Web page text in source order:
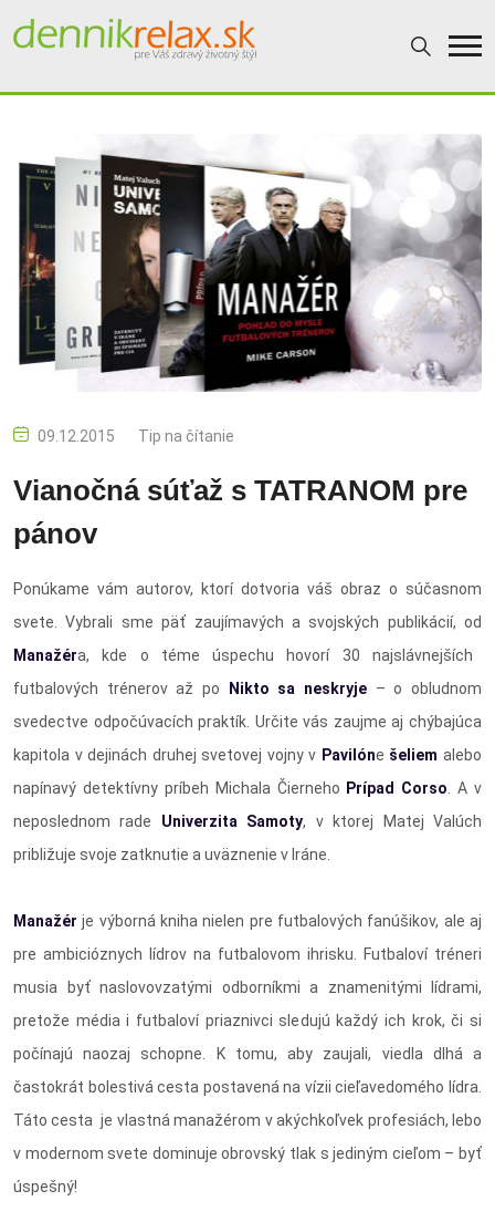
09.12.2015 Tip na čítanie
Vianočná súťaž s TATRANOM pre
pánov
Ponúkame vám autorov, ktorí dotvoria váš obraz o súčasnom
svete. Vybrali sme päť zaujímavých a svojských publikácií, od
Manažéra, kde o téme úspechu hovorí 30 najslávnejších
futbalových trénerov až po
Nikto sa neskryje – o obludnom
svedectve odpočúvacích praktík. Určite vás zaujme aj chýbajúca
kapitola v dejinách druhej svetovej vojny v Pavilóne šeliem alebo
napínavý detektívny príbeh Michala Čierneho Prípad Corso . A v
neposlednom rade Univerzita Samoty, v ktorej Matej Valúch
približuje svoje zatknutie a uväznenie v Iráne.
Manažér je výborná kniha nielen pre futbalových fanúšikov, ale aj
pre ambicióznych lídrov na futbalovom ihrisku. Futbaloví tréneri
musia byť naslovovzatými odborníkmi a znamenitými lídrami,
pretože média i futbaloví priaznivci sledujú každý ich krok, či si
počínajú naozaj schopne. K tomu, aby zaujali, viedla dlhá a
častokrát bolestivá cesta postavená na vízii cieľavedomého lídra.
Táto cesta je vlastná manažérom v akýchkoľvek profesiách, lebo
v modernom svete dominuje obrovský tlak s jediným cieľom – byť
úspešný!